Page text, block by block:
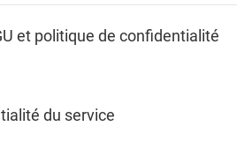
et politique de confidentialité
du service